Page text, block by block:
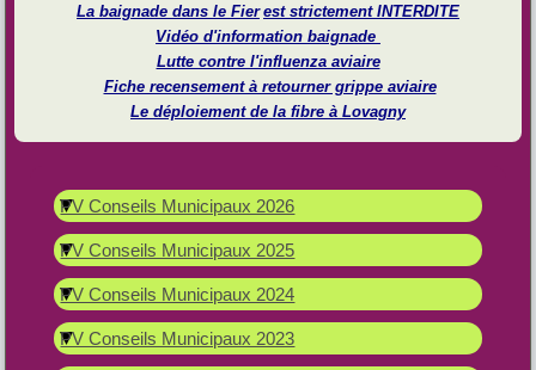
La baignade dans le Fier est strictement INTERDITE
Vidéo d'information baignade
Lutte contre l'influenza aviaire
Fiche recensement à retourner grippe aviaire
Le déploiement de la fibre à Lovagny
PV Conseils Municipaux 2026
PV Conseils Municipaux 2025
PV Conseils Municipaux 2024
PV Conseils Municipaux 2023